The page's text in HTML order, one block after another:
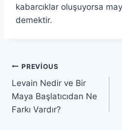
kabarcıklar oluşuyorsa
demektir.
Yazı
gezinmesi
PREVIOUS
Levain Nedir ve Bir
Maya Başlatıcıdan Ne
Farkı Vardır?